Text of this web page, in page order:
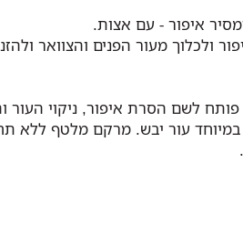
איפור - עם אצות.
ולכלוך מעור הפנים והצוואר
לשם הסרת איפור, ניקוי העור
במיוחד עור יבש. מרקם מלטף ללא